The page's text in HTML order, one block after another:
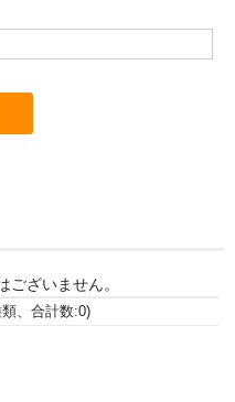
ございません。
、合計数:0)